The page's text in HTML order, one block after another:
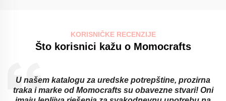
KORISNIČKE RECENZIJE
Što korisnici kažu o Momocrafts
U našem katalogu za uredske potrepštine, prozirna
traka i marke od Momocrafts su obavezne stvari! Oni